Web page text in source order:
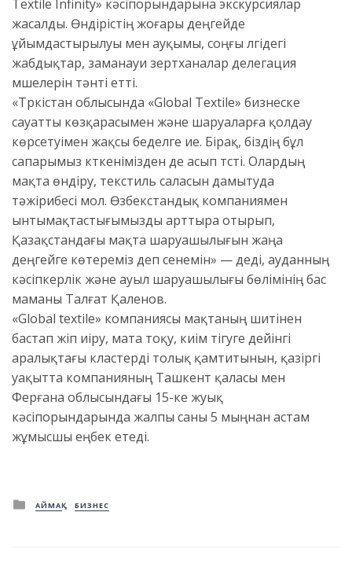
Textile Infinity» кәсіпорындарына экскурсиялар
жасалды. Өндірістің жоғары деңгейде
ұйымдастырылуы мен ауқымы, соңғы үлгідегі
жабдықтар, заманауи зертханалар делегация
мүшелерін тәнті етті.
«Түркістан облысында «Global Textile» бизнеске
сауатты көзқарасымен және шаруаларға қолдау
көрсетуімен жақсы беделге ие. Бірақ, біздің бұл
сапарымыз күткенімізден де асып түсті. Олардың
мақта өндіру, текстиль саласын дамытуда
тәжірибесі мол. Өзбекстандық компаниямен
ынтымақтастығымызды арттыра отырып,
Қазақстандағы мақта шаруашылығын жаңа
деңгейге көтереміз деп сенемін» — деді, ауданның
кәсіпкерлік және ауыл шаруашылығы бөлімінің бас
маманы Талғат Қаленов.
«Global textile» компаниясы мақтаның шитінен
бастап жіп иіру, мата тоқу, киім тігуге дейінгі
аралықтағы кластерді толық қамтитынын, қазіргі
уақытта компанияның Ташкент қаласы мен
Ферғана облысындағы 15-ке жуық
кәсіпорындарында жалпы саны 5 мыңнан астам
жұмысшы еңбек етеді.
Posted
in
АЙМАҚ БИЗНЕС